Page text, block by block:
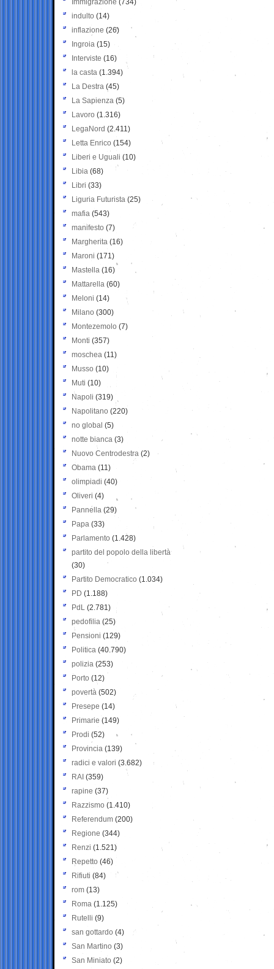
Immigrazione (734)
indulto (14)
inflazione (26)
Ingroia (15)
Interviste (16)
la casta (1.394)
La Destra (45)
La Sapienza (5)
Lavoro (1.316)
LegaNord (2.411)
Letta Enrico (154)
Liberi e Uguali (10)
Libia (68)
Libri (33)
Liguria Futurista (25)
mafia (543)
manifesto (7)
Margherita (16)
Maroni (171)
Mastella (16)
Mattarella (60)
Meloni (14)
Milano (300)
Montezemolo (7)
Monti (357)
moschea (11)
Musso (10)
Muti (10)
Napoli (319)
Napolitano (220)
no global (5)
notte bianca (3)
Nuovo Centrodestra (2)
Obama (11)
olimpiadi (40)
Oliveri (4)
Pannella (29)
Papa (33)
Parlamento (1.428)
partito del popolo della libertà
(30)
Partito Democratico (1.034)
PD (1.188)
PdL (2.781)
pedofilia (25)
Pensioni (129)
Politica (40.790)
polizia (253)
Porto (12)
povertà (502)
Presepe (14)
Primarie (149)
Prodi (52)
Provincia (139)
radici e valori (3.682)
RAI (359)
rapine (37)
Razzismo (1.410)
Referendum (200)
Regione (344)
Renzi (1.521)
Repetto (46)
Rifiuti (84)
rom (13)
Roma (1.125)
Rutelli (9)
san gottardo (4)
San Martino (3)
San Miniato (2)